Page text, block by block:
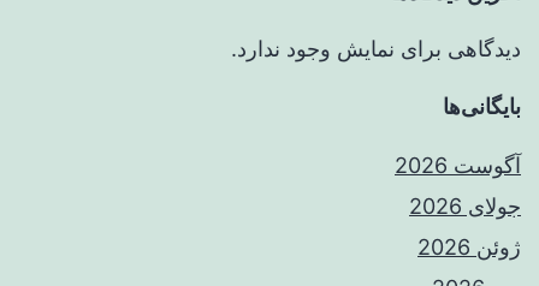
دیدگاهی برای نمایش وجود ندارد.
بایگانی‌ها
آگوست 2026
جولای 2026
ژوئن 2026